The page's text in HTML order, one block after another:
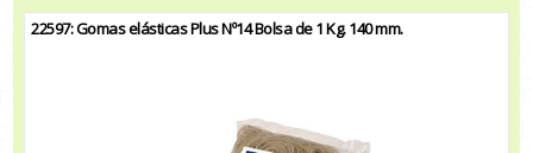
22597: Gomas elásticas Plus Nº14 Bolsa de 1 Kg. 140 mm.